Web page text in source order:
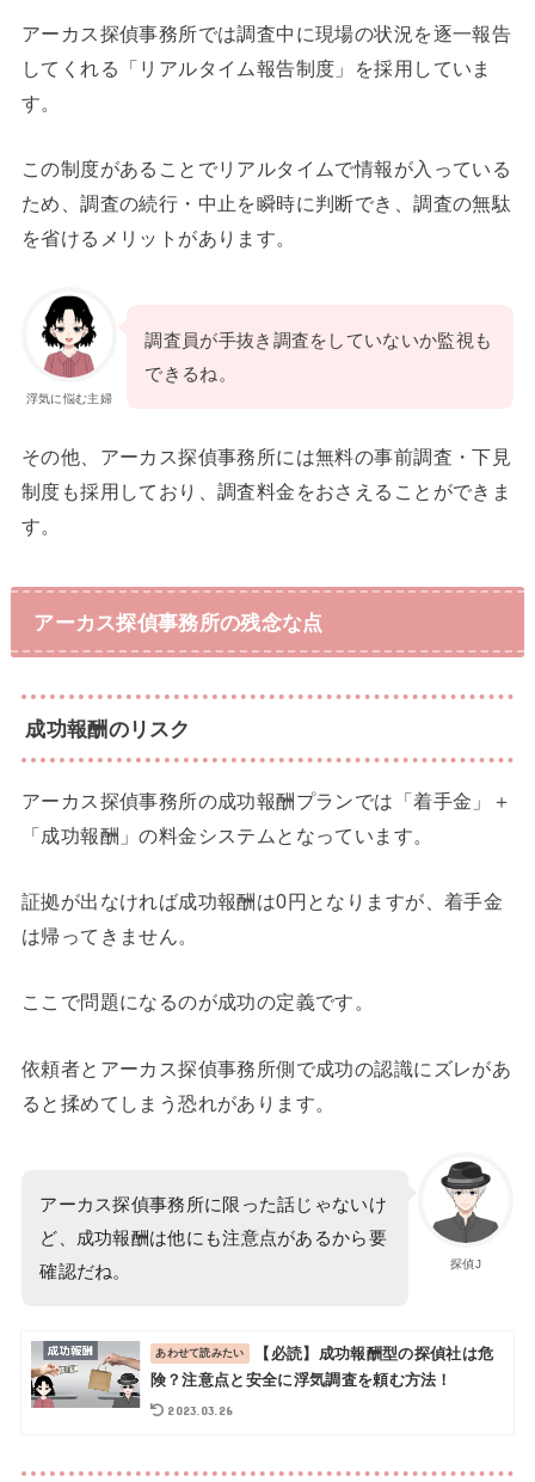
アーカス探偵事務所では調査中に現場の状況を逐一報告
してくれる「リアルタイム報告制度」を採用していま
す。
この制度があることでリアルタイムで情報が入っている
ため、調査の続行・中止を瞬時に判断でき、調査の無駄
を省けるメリットがあります。
浮気に悩む主婦
調査員が手抜き調査をしていないか監視も
できるね。
その他、アーカス探偵事務所には無料の事前調査・下見
制度も採用しており、調査料金をおさえることができま
す。
アーカス探偵事務所の残念な点
成功報酬のリスク
アーカス探偵事務所の成功報酬プランでは「着手金」＋
「成功報酬」の料金システムとなっています。
証拠が出なければ成功報酬は0円となりますが、着手金
は帰ってきません。
ここで問題になるのが成功の定義です。
依頼者とアーカス探偵事務所側で成功の認識にズレがあ
ると揉めてしまう恐れがあります。
探偵J
アーカス探偵事務所に限った話じゃないけ
ど、成功報酬は他にも注意点があるから要
確認だね。
【必読】成功報酬型の探偵社は危
険？注意点と安全に浮気調査を頼む方法！
2023.03.26